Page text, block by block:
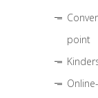
point